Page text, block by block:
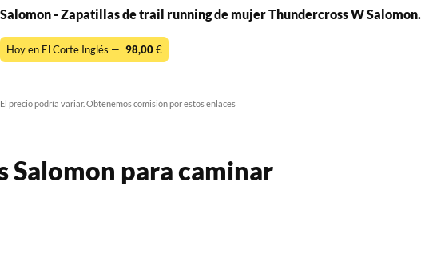
Salomon - Zapatillas de trail running de mujer Thundercross W Salomon.
Hoy en El Corte Inglés — 98,00€
El precio podría variar. Obtenemos comisión por estos enlaces
Salomon para caminar